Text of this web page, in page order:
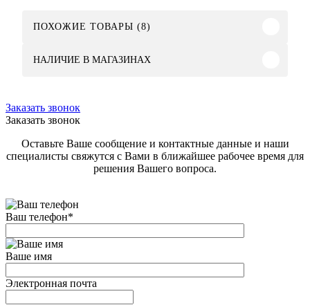
ПОХОЖИЕ ТОВАРЫ (8)
НАЛИЧИЕ В МАГАЗИНАХ
Заказать звонок
Заказать звонок
Оставьте Ваше сообщение и контактные данные и наши
специалисты свяжутся с Вами в ближайшее рабочее время для
решения Вашего вопроса.
Ваш телефон*
Ваше имя
Электронная почта